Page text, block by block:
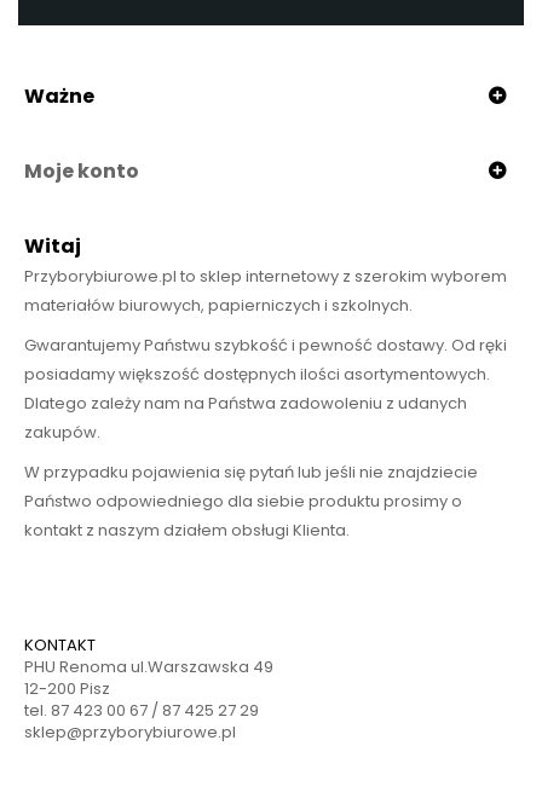
Ważne
Moje konto
Witaj
Przyborybiurowe.pl to sklep internetowy z szerokim wyborem
materiałów biurowych, papierniczych i szkolnych.
Gwarantujemy Państwu szybkość i pewność dostawy. Od ręki
posiadamy większość dostępnych ilości asortymentowych.
Dlatego zależy nam na Państwa zadowoleniu z udanych
zakupów.
W przypadku pojawienia się pytań lub jeśli nie znajdziecie
Państwo odpowiedniego dla siebie produktu prosimy o
kontakt z naszym działem obsługi Klienta.
KONTAKT
PHU Renoma ul.Warszawska 49
12-200 Pisz
tel. 87 423 00 67 / 87 425 27 29
sklep@przyborybiurowe.pl